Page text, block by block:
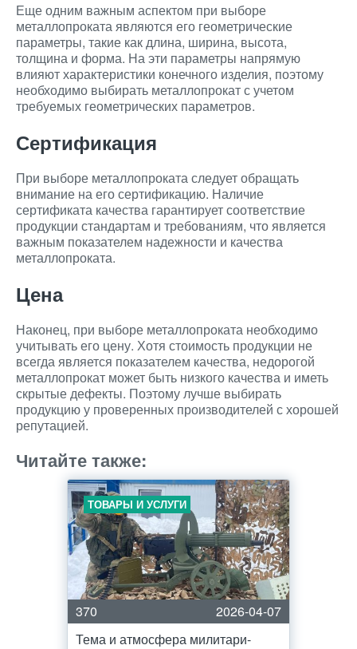
Еще одним важным аспектом при выборе
металлопроката являются его геометрические
параметры, такие как длина, ширина, высота,
толщина и форма. На эти параметры напрямую
влияют характеристики конечного изделия, поэтому
необходимо выбирать металлопрокат с учетом
требуемых геометрических параметров.
Сертификация
При выборе металлопроката следует обращать
внимание на его сертификацию. Наличие
сертификата качества гарантирует соответствие
продукции стандартам и требованиям, что является
важным показателем надежности и качества
металлопроката.
Цена
Наконец, при выборе металлопроката необходимо
учитывать его цену. Хотя стоимость продукции не
всегда является показателем качества, недорогой
металлопрокат может быть низкого качества и иметь
скрытые дефекты. Поэтому лучше выбирать
продукцию у проверенных производителей с хорошей
репутацией.
Читайте также:
ТОВАРЫ И УСЛУГИ
370
2026-04-07
Тема и атмосфера милитари-